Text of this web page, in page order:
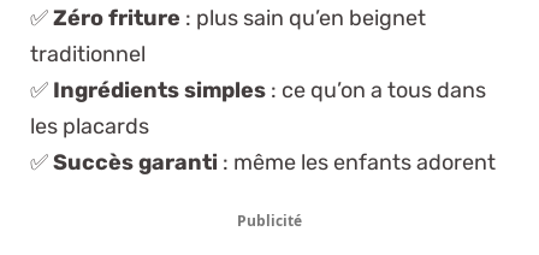
✅Zéro friture : plus sain qu’en beignet
traditionnel
✅ Ingrédients simples : ce qu’on a tous dans
les placards
✅Succès garanti : même les enfants adorent
Publicité